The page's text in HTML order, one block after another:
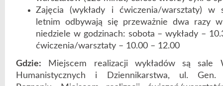
Zajęcia (wykłady i ćwiczenia/warsztaty) w
letnim odbywają się przeważnie dwa razy
niedziele w godzinach: sobota – wykłady –
ćwiczenia/warsztaty – 10.00 – 12.00
Gdzie: Miejscem realizacji wykładów są sale
Humanistycznych i Dziennikarstwa, ul.